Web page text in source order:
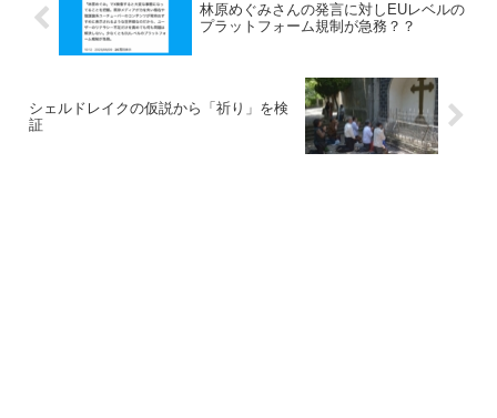
林原めぐみさんの発言に対しEUレベルの
プラットフォーム規制が急務？？
シェルドレイクの仮説から「祈り」を検
証